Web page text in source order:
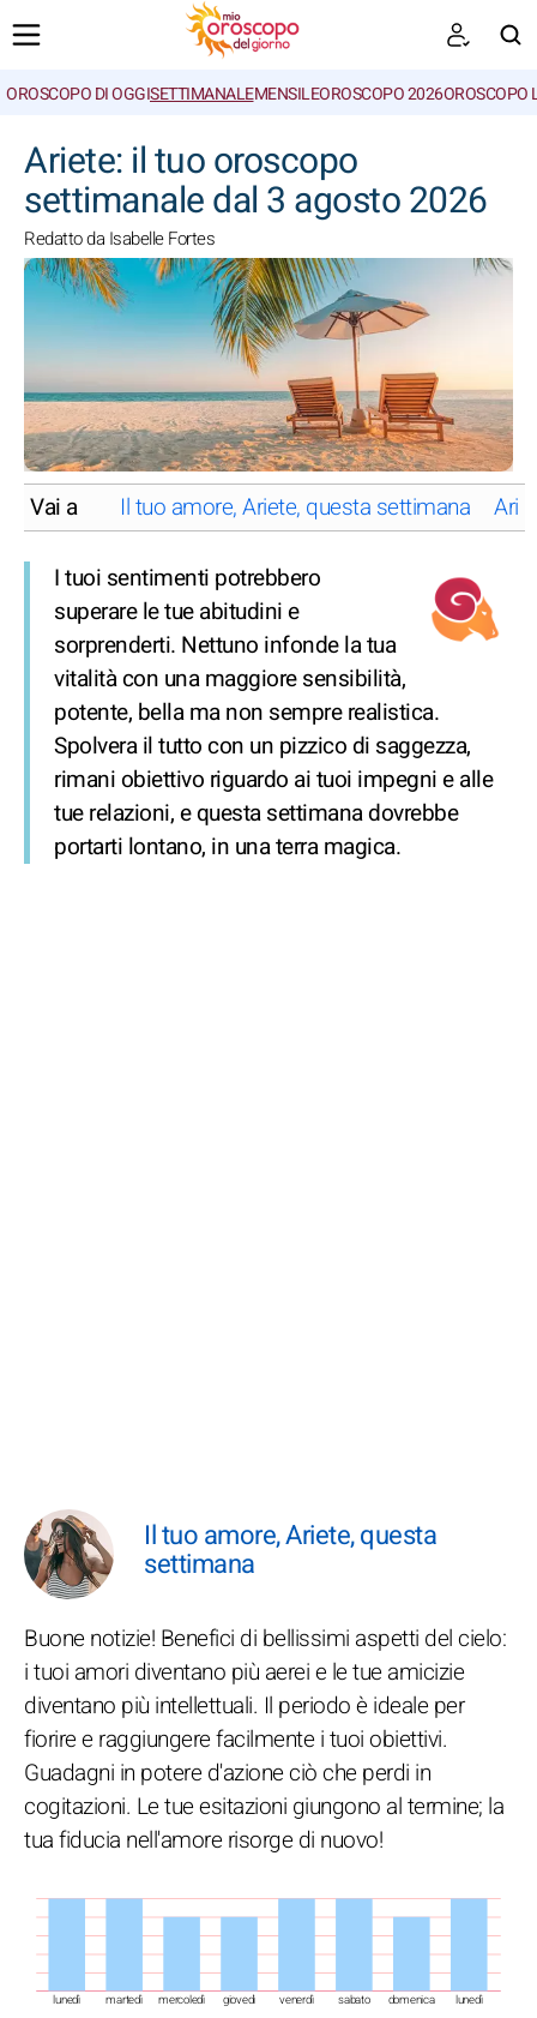
OROSCOPO DI OGGISETTIMANALEMENSILEOROSCOPO 2026OROSCOPO
Ariete: il tuo oroscopo
settimanale dal 3 agosto 2026
Redatto da Isabelle Fortes
Vai a Il tuo amore, Ariete, questa settimana
I tuoi sentimenti potrebbero
superare le tue abitudini e
sorprenderti. Nettuno infonde la tua
vitalità con una maggiore sensibilità,
potente, bella ma non sempre realistica.
Spolvera il tutto con un pizzico di saggezza,
rimani obiettivo riguardo ai tuoi impegni e alle
tue relazioni, e questa settimana dovrebbe
portarti lontano, in una terra magica.
Il tuo amore, Ariete, questa
settimana
lunedì martedì mercoledì giovedì venerdì sabato domenica lunedì
Buone notizie! Benefici di bellissimi aspetti del cielo:
i tuoi amori diventano più aerei e le tue amicizie
diventano più intellettuali. Il periodo è ideale per
fiorire e raggiungere facilmente i tuoi obiettivi.
Guadagni in potere d'azione ciò che perdi in
cogitazioni. Le tue esitazioni giungono al termine; la
tua fiducia nell'amore risorge di nuovo!